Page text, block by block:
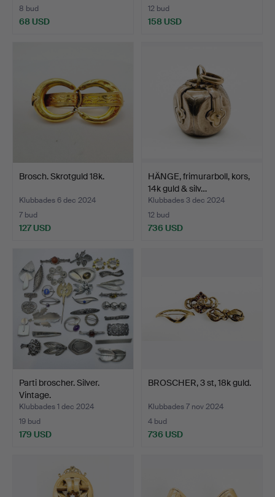
8 bud
68 USD
12 bud
158 USD
Brosch. Skrotguld 18k.
Klubbades 6 dec 2024
7 bud
127 USD
HÄNGE, frimurarboll, kors,
14k guld & silv…
Klubbades 3 dec 2024
12 bud
736 USD
Parti broscher. Silver.
Vintage.
Klubbades 1 dec 2024
19 bud
179 USD
BROSCHER, 3 st, 18k guld.
Klubbades 7 nov 2024
4 bud
736 USD